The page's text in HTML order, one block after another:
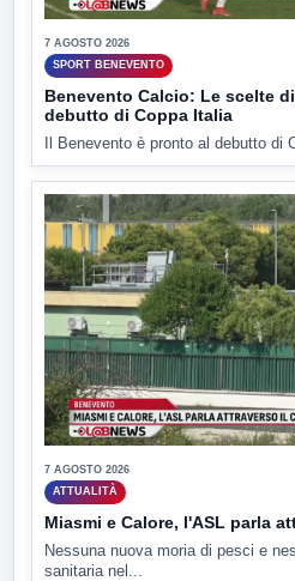
7 AGOSTO 2026
SPORT BENEVENTO
Benevento Calcio: Le scelte
debutto di Coppa Italia
Il Benevento è pronto al debutto di
7 AGOSTO 2026
ATTUALITÀ
Miasmi e Calore, l'ASL parla
Nessuna nuova moria di pesci e
sanitaria nel...